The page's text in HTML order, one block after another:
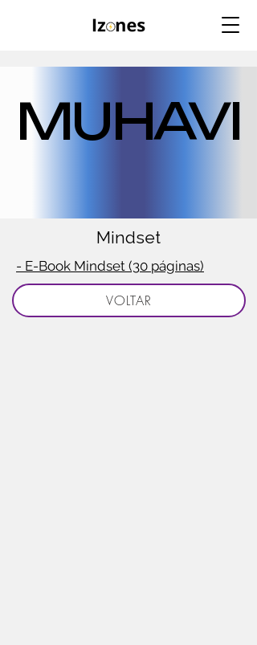
MUHAVI
MUHAVI
Mindset
- E-Book Mindset (30 páginas)
VOLTAR